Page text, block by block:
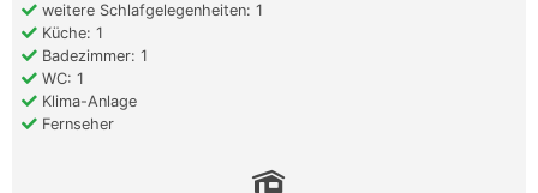
weitere Schlafgelegenheiten: 1
Küche: 1
Badezimmer: 1
WC: 1
Klima-Anlage
Fernseher